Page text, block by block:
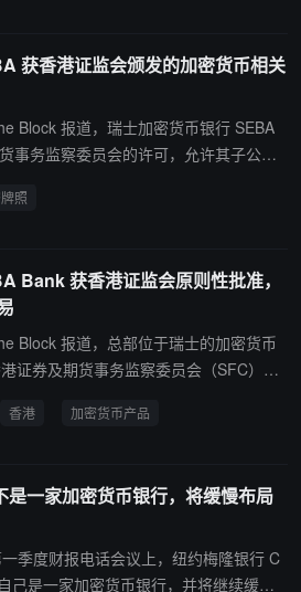
获香港证监会颁发的加密货币相关
Block 报道，瑞士加密货币银行 SEBA
事务监察委员会的许可，允许其子公司
所有证券，包括虚拟资产相关产品，例
融、贸易和创新领域的前沿地位一直对
区客户提供服务是我们团队不可或缺的
照
Bank 获香港证监会原则性批准，
Block 报道，总部位于瑞士的加密货币
证券及期货事务监察委员会（SFC）的
及就证券和虚拟资产提供建议，并为传
香港 加密货币产品
是一家加密货币银行，将缓慢布局
季度财报电话会议上，纽约梅隆银行 C
己是一家加密货币银行，并将继续缓慢